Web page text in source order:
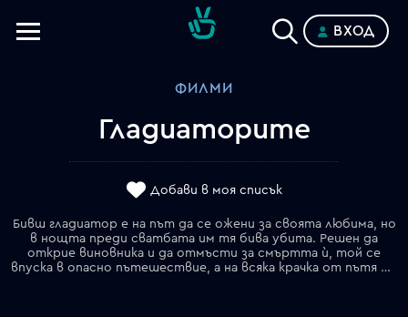
ВХОД
ФИЛМИ
Гладиаторите
Добави в моя списък
Бивш гладиатор е на път да се ожени за своята любима, но
в нощта преди сватбата им тя бива убита. Решен да
открие виновника и да отмъсти за смъртта ѝ, той се
впуска в опасно пътешествие, а на всяка крачка от пътя дебнат престъпници и убийци. Най-накрая разбира, че извършителят е главатар на една от най-безмилостните банди в региона, но когато тръгва по следите му, открива, че това е не друг, а неговият брат. Сега той е изправен пред тежка дилема _ да убие собстве…